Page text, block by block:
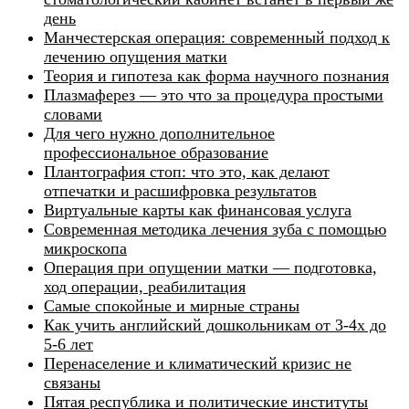
день
Манчестерская операция: современный подход к
лечению опущения матки
Теория и гипотеза как форма научного познания
Плазмаферез — это что за процедура простыми
словами
Для чего нужно дополнительное
профессиональное образование
Плантография стоп: что это, как делают
отпечатки и расшифровка результатов
Виртуальные карты как финансовая услуга
Современная методика лечения зуба с помощью
микроскопа
Операция при опущении матки — подготовка,
ход операции, реабилитация
Самые спокойные и мирные страны
Как учить английский дошкольникам от 3-4х до
5-6 лет
Перенаселение и климатический кризис не
связаны
Пятая республика и политические институты